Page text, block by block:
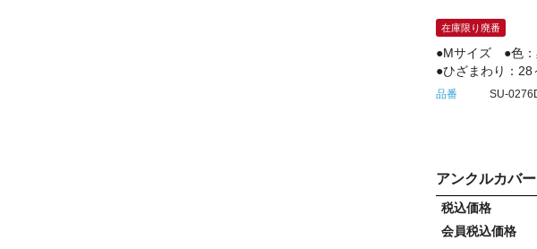
在庫限り廃番
●Mサイズ ●色
●ひざまわり：
品番 SU-
アンクルカバー
税込価格
会員税込価格